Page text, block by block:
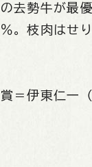
去勢牛が最優
。枝肉はせ
伊東仁一（